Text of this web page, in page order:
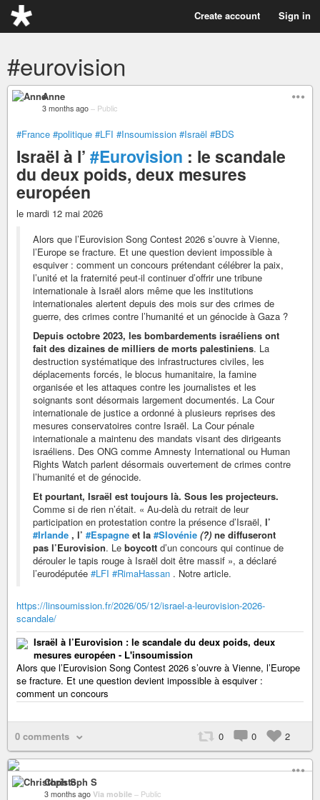
Create account Sign in
#eurovision
Anne
3 months ago – Public
#France #politique #LFI #Insoumission #Israël #BDS
Israël à l’ #Eurovision : le scandale
du deux poids, deux mesures
européen
le mardi 12 mai 2026
Alors que l’Eurovision Song Contest 2026 s’ouvre à Vienne,
l’Europe se fracture. Et une question devient impossible à
esquiver : comment un concours prétendant célébrer la paix,
l’unité et la fraternité peut-il continuer d’offrir une tribune
internationale à Israël alors même que les institutions
internationales alertent depuis des mois sur des crimes de
guerre, des crimes contre l’humanité et un génocide à Gaza ?
Depuis octobre 2023, les bombardements israéliens ont
fait des dizaines de milliers de morts palestiniens. La
destruction systématique des infrastructures civiles, les
déplacements forcés, le blocus humanitaire, la famine
organisée et les attaques contre les journalistes et les
soignants sont désormais largement documentés. La Cour
internationale de justice a ordonné à plusieurs reprises des
mesures conservatoires contre Israël. La Cour pénale
internationale a maintenu des mandats visant des dirigeants
israéliens. Des ONG comme Amnesty International ou Human
Rights Watch parlent désormais ouvertement de crimes contre
l’humanité et de génocide.
Et pourtant, Israël est toujours là. Sous les projecteurs.
Comme si de rien n’était. « Au-delà du retrait de leur
participation en protestation contre la présence d’Israël, l’
#Irlande , l’ #Espagne et la #Slovénie (?) ne diffuseront
pas l’Eurovision. Le boycott d’un concours qui continue de
dérouler le tapis rouge à Israël doit être massif », a déclaré
l’eurodéputée #LFI #RimaHassan . Notre article.
https://linsoumission.fr/2026/05/12/israel-a-leurovision-2026-
scandale/
Israël à l’Eurovision : le scandale du deux poids, deux
mesures européen - L'insoumission
Alors que l’Eurovision Song Contest 2026 s’ouvre à Vienne, l’Europe
se fracture. Et une question devient impossible à esquiver :
comment un concours
0 comments 0 0 2
Christoph S
3 months ago Via mobile – Public